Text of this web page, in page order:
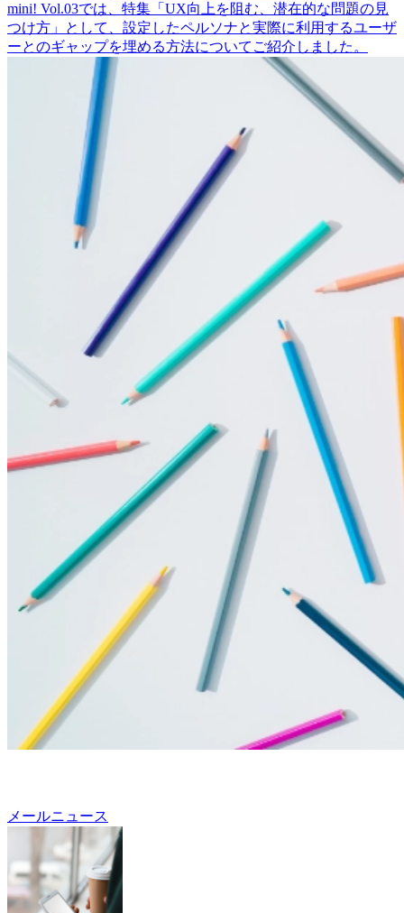
mini! Vol.03では、特集「UX向上を阻む、潜在的な問題の見
つけ方」として、設定したペルソナと実際に利用するユーザ
ーとのギャップを埋める方法についてご紹介しました。
メールニュース